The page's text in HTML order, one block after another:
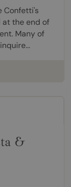
Confetti's
at the end of
Many of
&